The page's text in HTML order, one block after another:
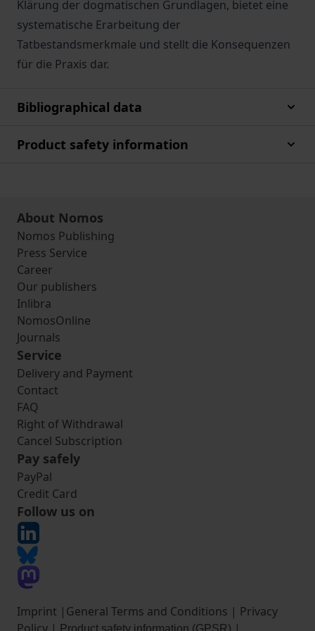
Klärung der dogmatischen Grundlagen, bietet eine
systematische Erarbeitung der
Tatbestandsmerkmale und stellt die Konsequenzen
für die Praxis dar.
Bibliographical data
Product safety information
About Nomos
Nomos Publishing
Press Service
Career
Our publishers
Inlibra
NomosOnline
Journals
Service
Delivery and Payment
Contact
FAQ
Right of Withdrawal
Cancel Subscription
Pay safely
PayPal
Credit Card
Follow us on
Imprint | General Terms and Conditions | Privacy
Product safety information (GPSR)